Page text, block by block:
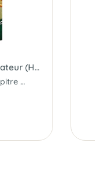
André Patel - Deck Investigateur (Horreur à Arkham JCE)
Deck Investigateur - Chapitre Deux